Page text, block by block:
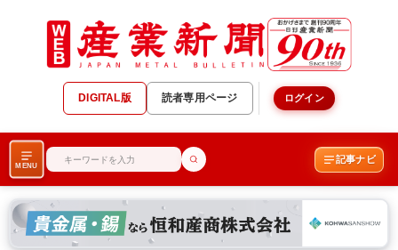
DIGITAL版 読者専用ページ ログイン
MENU
記事ナビ